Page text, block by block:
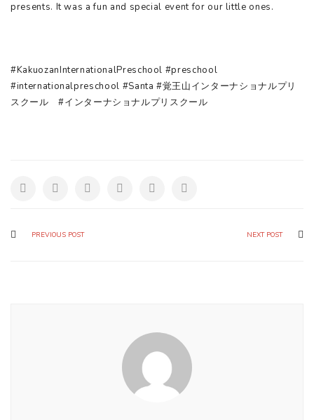
presents. It was a fun and special event for our little ones.
#KakuozanInternationalPreschool #preschool
#internationalpreschool #Santa #覚王山インターナショナルプリ
スクール #インターナショナルプリスクール
PREVIOUS POST NEXT POST